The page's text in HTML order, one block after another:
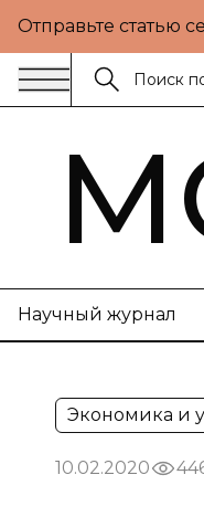
Отправьте статью
Научный журнал
Экономика и
10.02.2020